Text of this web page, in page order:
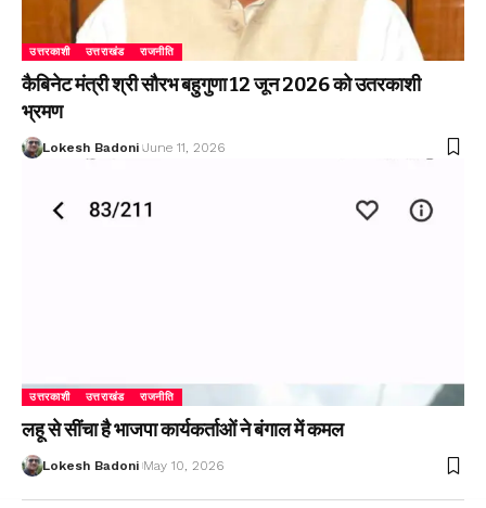
उत्तरकाशी उत्तराखंड राजनीति
कैबिनेट मंत्री श्री सौरभ बहुगुणा 12 जून 2026 को उतरकाशी
भ्रमण
Lokesh Badoni June 11, 2026
उत्तरकाशी उत्तराखंड राजनीति
लहू से सींचा है भाजपा कार्यकर्ताओं ने बंगाल में कमल
Lokesh Badoni May 10, 2026